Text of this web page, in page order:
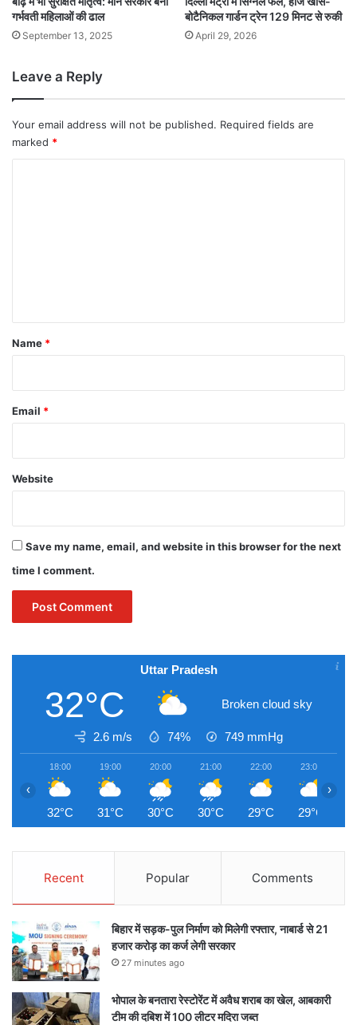
गर्भवती महिलाओं की ढाल
September 13, 2025
बोटैनिकल गार्डन ट्रेन 129 मिनट से रुकी
April 29, 2026
Leave a Reply
Your email address will not be published. Required fields are
marked *
*
Name *
Email *
Website
Save my name, email, and website in this browser for the next
time I comment.
Uttar Pradesh
32°C Broken cloud sky
2.6 m/s 74% 749 mmHg
18:00
32°C
19:00
31°C
20:00
30°C
21:00
30°C
22:00
29°C
23:00
29°C
‹ ›
Recent Popular Comments
बिहार में सड़क-पुल निर्माण को मिलेगी रफ्तार, नाबार्ड से 21
हजार करोड़ का कर्ज लेगी सरकार
27 minutes ago
भोपाल के बनतारा रेस्टोरेंट में अवैध शराब का खेल, आबकारी
टीम की दबिश में 100 लीटर मदिरा जब्त